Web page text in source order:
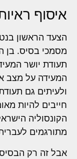
איסוף
הצעד הראשון
מסמכי בסיס. בן
תעודת יושר
המעידה על מצב
ולעיתים גם
חייבים להיות
הקונסוליה
מתורגמים
אבל זה רק